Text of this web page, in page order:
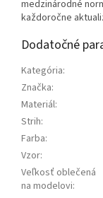
medzinárodné
každoročne
Dodatočné
Kategória:
Značka:
Materiál:
Strih:
Farba:
Vzor:
Veľkosť oblečená
na modelovi: